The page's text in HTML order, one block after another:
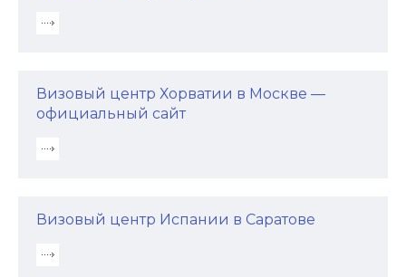
Визовый центр Хорватии в Москве —
официальный сайт
Визовый центр Испании в Саратове